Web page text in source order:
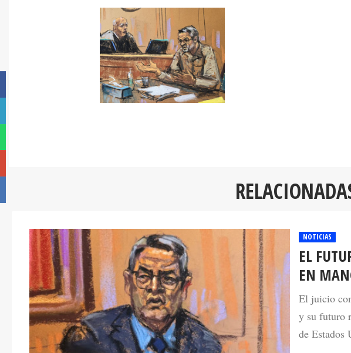
NOTICIAS
EL
EN
El juicio
y su futuro
de Estados